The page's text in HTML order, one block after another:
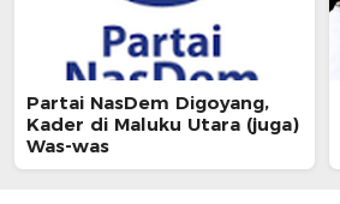
Partai NasDem Digoyang,
Kader di Maluku Utara (juga)
Was-was